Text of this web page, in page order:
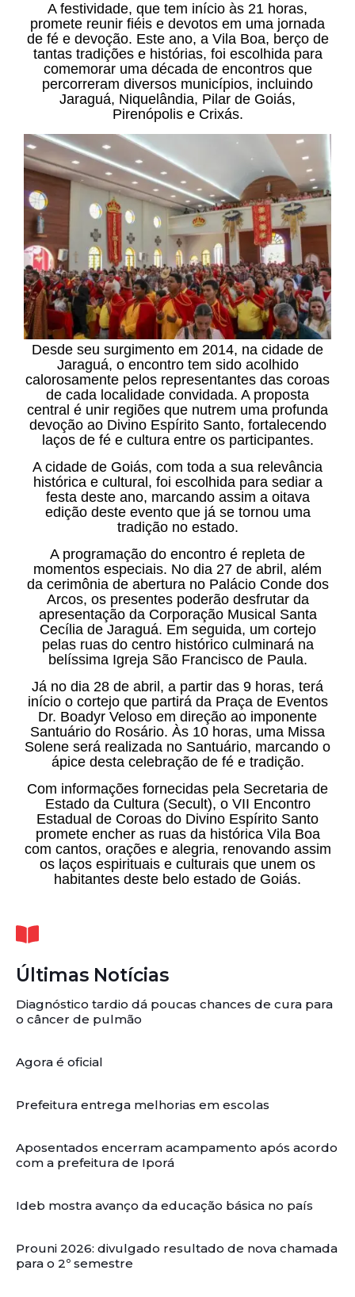
A festividade, que tem início às 21 horas,
promete reunir fiéis e devotos em uma jornada
de fé e devoção. Este ano, a Vila Boa, berço de
tantas tradições e histórias, foi escolhida para
comemorar uma década de encontros que
percorreram diversos municípios, incluindo
Jaraguá, Niquelândia, Pilar de Goiás,
Pirenópolis e Crixás.
Desde seu surgimento em 2014, na cidade de
Jaraguá, o encontro tem sido acolhido
calorosamente pelos representantes das coroas
de cada localidade convidada. A proposta
central é unir regiões que nutrem uma profunda
devoção ao Divino Espírito Santo, fortalecendo
laços de fé e cultura entre os participantes.
A cidade de Goiás, com toda a sua relevância
histórica e cultural, foi escolhida para sediar a
festa deste ano, marcando assim a oitava
edição deste evento que já se tornou uma
tradição no estado.
A programação do encontro é repleta de
momentos especiais. No dia 27 de abril, além
da cerimônia de abertura no Palácio Conde dos
Arcos, os presentes poderão desfrutar da
apresentação da Corporação Musical Santa
Cecília de Jaraguá. Em seguida, um cortejo
pelas ruas do centro histórico culminará na
belíssima Igreja São Francisco de Paula.
Já no dia 28 de abril, a partir das 9 horas, terá
início o cortejo que partirá da Praça de Eventos
Dr. Boadyr Veloso em direção ao imponente
Santuário do Rosário. Às 10 horas, uma Missa
Solene será realizada no Santuário, marcando o
ápice desta celebração de fé e tradição.
Com informações fornecidas pela Secretaria de
Estado da Cultura (Secult), o VII Encontro
Estadual de Coroas do Divino Espírito Santo
promete encher as ruas da histórica Vila Boa
com cantos, orações e alegria, renovando assim
os laços espirituais e culturais que unem os
habitantes deste belo estado de Goiás.
Últimas Notícias
Diagnóstico tardio dá poucas chances de cura para
o câncer de pulmão
Agora é oficial
Prefeitura entrega melhorias em escolas
Aposentados encerram acampamento após acordo
com a prefeitura de Iporá
Ideb mostra avanço da educação básica no país
Prouni 2026: divulgado resultado de nova chamada
para o 2º semestre